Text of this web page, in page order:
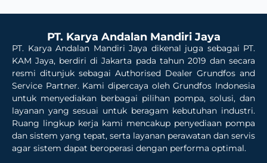
PT. Karya Andalan Mandiri Jaya
PT. Karya Andalan Mandiri Jaya dikenal juga sebagai PT.
KAM Jaya, berdiri di Jakarta pada tahun 2019 dan secara
resmi ditunjuk sebagai Authorised Dealer Grundfos and
Service Partner. Kami dipercaya oleh Grundfos Indonesia
untuk menyediakan berbagai pilihan pompa, solusi, dan
layanan yang sesuai untuk beragam kebutuhan industri.
Ruang lingkup kerja kami mencakup penyediaan pompa
dan sistem yang tepat, serta layanan perawatan dan servis
agar sistem dapat beroperasi dengan performa optimal.